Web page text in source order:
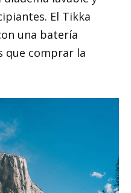
El Tikka
una batería
que comprar la